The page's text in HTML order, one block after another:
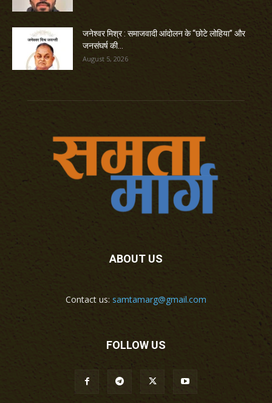
जनेश्वर मिश्र : समाजवादी आंदोलन के “छोटे लोहिया” और
जनसंघर्ष की...
August 5, 2026
ABOUT US
Contact us: samtamarg@gmail.com
FOLLOW US